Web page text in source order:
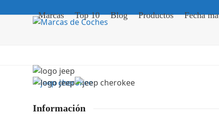
to
Marcas Top 10 Blog Productos Fecha
Información